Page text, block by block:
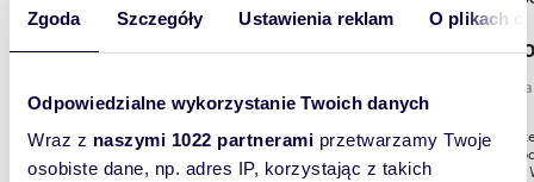
Zgoda Szczegóły Ustawienia reklam O plikach
Odpowiedzialne wykorzystanie Twoich danych
Wraz z naszymi 1022 partnerami przetwarzamy Twoje
osobiste dane, np. adres IP, korzystając z takich
291
Na
przy